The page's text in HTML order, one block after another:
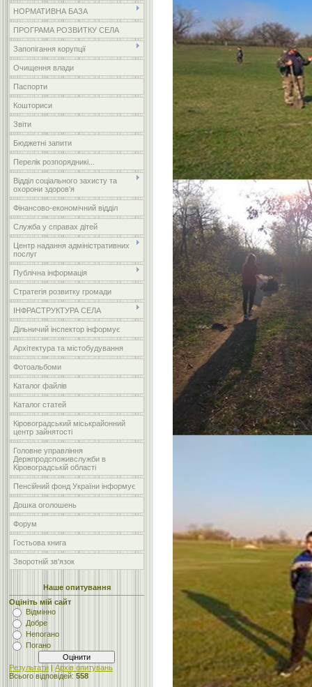
НОРМАТИВНА БАЗА
ПРОГРАМА РОЗВИТКУ СЕЛА
Запопігання корупції
Очищення влади
Паспорти
Кошториси
Звіти
Бюджетні запити
Перелік розпорядникі...
Відділ соціального захисту та
охорони здоров’я
Фінансово-економічний відділ
Служба у справах дітей
Центр надання адміністративних
послуг
Публічна інформація
Стратегія розвитку громади
ІНФРАСТРУКТУРА СЕЛА
Дільничий інспектор інформує
Архітектура та містобудування
Фотоальбоми
Каталог файлів
Каталог статей
Кіровоградський міськрайонний
центр зайнятості
Головне управління
Держпродспоживслужби в
Кіровоградській області
Пенсійний фонд України інформує
Дошка оголошень
Форум
Гостьова книга
Зворотній зв'язок
Наше опитування
Оцініть мій сайт
Відмінно
Добре
Непогано
Погано
Результати | Архів опитувань
Всього відповідей: 558